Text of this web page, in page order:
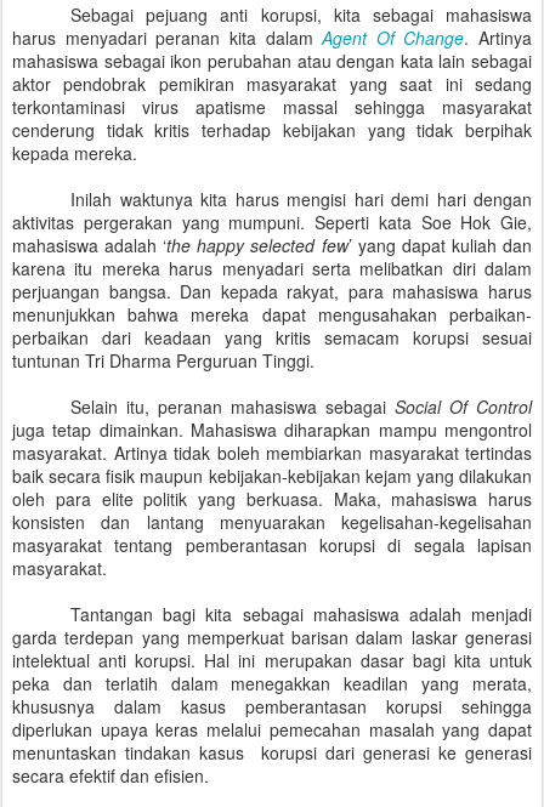
Sebagai pejuang anti korupsi, kita sebagai mahasiswa
harus menyadari peranan kita dalamAgent Of Change. Artinya
mahasiswa sebagai ikon perubahan atau dengan kata lain sebagai
aktor pendobrak pemikiran masyarakat yang saat ini sedang
terkontaminasi virus apatisme massal sehingga masyarakat
cenderung tidak kritis terhadap kebijakan yang tidak berpihak
kepada mereka.
Inilah waktunya kita harus mengisi hari demi hari dengan
aktivitas pergerakan yang mumpuni. Seperti kata Soe Hok Gie,
mahasiswa adalah ‘the happy selected few’ yang dapat kuliah dan
karena itu mereka harus menyadari serta melibatkan diri dalam
perjuangan bangsa. Dan kepada rakyat, para mahasiswa harus
menunjukkan bahwa mereka dapat mengusahakan perbaikan-
perbaikan dari keadaan yang kritis semacam korupsi sesuai
tuntunan Tri Dharma Perguruan Tinggi.
Selain itu, peranan mahasiswa sebagai Social Of Control
juga tetap dimainkan. Mahasiswa diharapkan mampu mengontrol
masyarakat. Artinya tidak boleh membiarkan masyarakat tertindas
baik secara fisik maupun kebijakan-kebijakan kejam yang dilakukan
oleh para elite politik yang berkuasa. Maka, mahasiswa harus
konsisten dan lantang menyuarakan kegelisahan-kegelisahan
masyarakat tentang pemberantasan korupsi di segala lapisan
masyarakat.
Tantangan bagi kita sebagai mahasiswa adalah menjadi
garda terdepan yang memperkuat barisan dalam laskar generasi
intelektual anti korupsi. Hal ini merupakan dasar bagi kita untuk
peka dan terlatih dalam menegakkan keadilan yang merata,
khususnya dalam kasus pemberantasan korupsi sehingga
diperlukan upaya keras melalui pemecahan masalah yang dapat
menuntaskan tindakan kasus
korupsi dari generasi ke generasi
secara efektif dan efisien.